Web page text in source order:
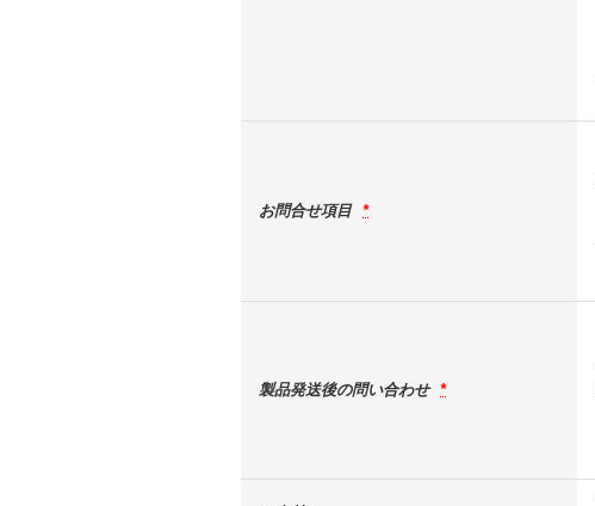
お問合せ項目 *
製品発送後の問い合わせ *